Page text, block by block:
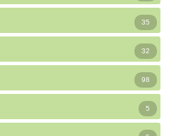
35
32
98
5